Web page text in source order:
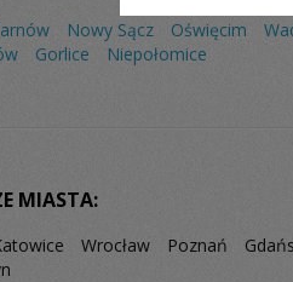
Nowy Sącz Oświęcim
Gorlice Niepołomice
MIASTA:
Wrocław Poznań